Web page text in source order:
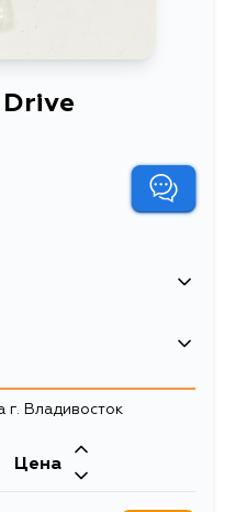
Двигатель
2Y, L, 4Y, 3YP, 3YJ,
г. Владивосток
Цена